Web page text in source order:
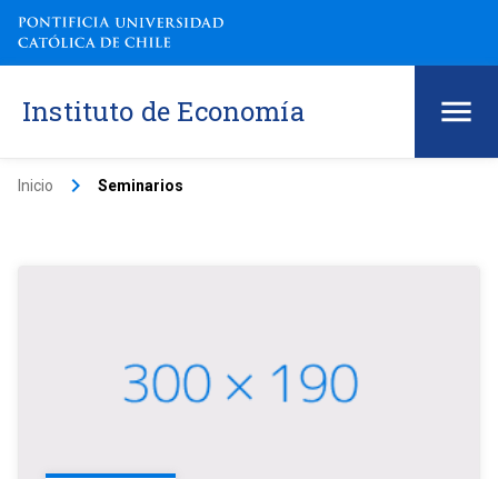
Instituto de Economía
Inicio keyboard_arrow_right Seminarios